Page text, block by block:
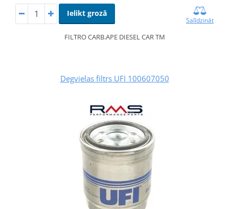
Ielikt grozā
Salīdzināt
FILTRO CARB.APE DIESEL CAR TM
Degvielas filtrs UFI 100607050